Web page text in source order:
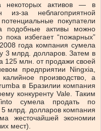
некоторых активов — в
за неблагоприятной
покупатели
подобные активы можно
избегает “пожарных”
года компания сумела
3 млрд. долларов. Затем в
125 млн. от продажи своей
предприятии Ningxia,
производство, а
в Бразилии компания
конкуренту Vale. Таким
сумела продать по
млрд. долларов компания
жесточайшей экономии
мест).